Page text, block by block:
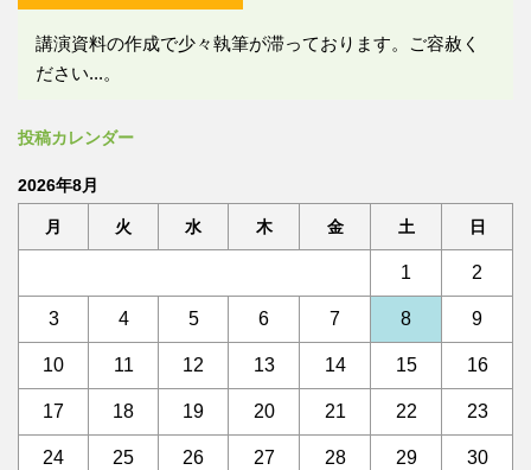
講演資料の作成で少々執筆が滞っております。ご容赦く
ださい...。
投稿カレンダー
2026年8月
月 火 水 木 金 土 日
1 2
3 4 5 6 7 8 9
10 11 12 13 14 15 16
17 18 19 20 21 22 23
24 25 26 27 28 29 30